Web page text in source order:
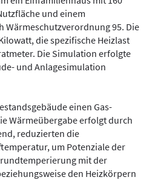
und einem
Wärmeschutzverordnung 95. Die
die spezifische Heizlast
Die Simulation erfolgte
und Anlagesimulation
einen Gas-
Wärmeübergabe erfolgt durch
reduzierten die
um Potenziale der
mit der
den Heizkörpern